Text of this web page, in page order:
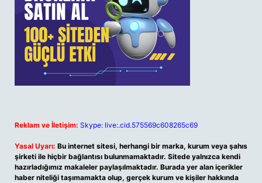
Reklam ve İletişim: Skype: live:.cid.575569c608265c69
Yasal Uyarı: Bu internet sitesi, herhangi bir marka, kurum veya şahıs
şirketi ile hiçbir bağlantısı bulunmamaktadır. Sitede yalnızca kendi
hazırladığımız makaleler paylaşılmaktadır. Burada yer alan içerikler
haber niteliği taşımamakta olup, gerçek kurum ve kişiler hakkında